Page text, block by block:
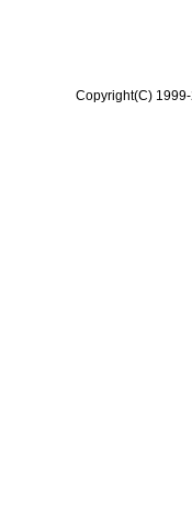
Copyright(C)